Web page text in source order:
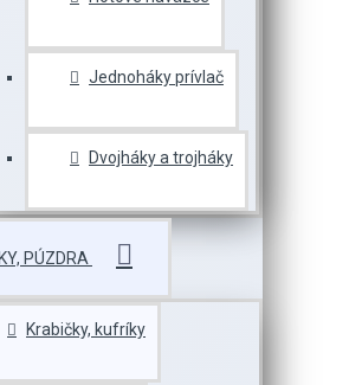
Jednoháky prívlač
Dvojháky a trojháky
PÚZDRA
Krabičky, kufríky